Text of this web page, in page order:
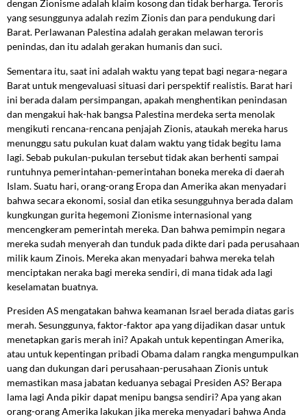
dengan Zionisme adalah klaim kosong dan tidak berharga. Teroris
yang sesunggunya adalah rezim Zionis dan para pendukung dari
Barat. Perlawanan Palestina adalah gerakan melawan teroris
penindas, dan itu adalah gerakan humanis dan suci.
Sementara itu, saat ini adalah waktu yang tepat bagi negara-negara
Barat untuk mengevaluasi situasi dari perspektif realistis. Barat hari
ini berada dalam persimpangan, apakah menghentikan penindasan
dan mengakui hak-hak bangsa Palestina merdeka serta menolak
mengikuti rencana-rencana penjajah Zionis, ataukah mereka harus
menunggu satu pukulan kuat dalam waktu yang tidak begitu lama
lagi. Sebab pukulan-pukulan tersebut tidak akan berhenti sampai
runtuhnya pemerintahan-pemerintahan boneka mereka di daerah
Islam. Suatu hari, orang-orang Eropa dan Amerika akan menyadari
bahwa secara ekonomi, sosial dan etika sesungguhnya berada dalam
kungkungan gurita hegemoni Zionisme internasional yang
mencengkeram pemerintah mereka. Dan bahwa pemimpin negara
mereka sudah menyerah dan tunduk pada dikte dari pada perusahaan
milik kaum Zinois. Mereka akan menyadari bahwa mereka telah
menciptakan neraka bagi mereka sendiri, di mana tidak ada lagi
keselamatan buatnya.
Presiden AS mengatakan bahwa keamanan Israel berada diatas garis
merah. Sesunggunya, faktor-faktor apa yang dijadikan dasar untuk
menetapkan garis merah ini? Apakah untuk kepentingan Amerika,
atau untuk kepentingan pribadi Obama dalam rangka mengumpulkan
uang dan dukungan dari perusahaan-perusahaan Zionis untuk
memastikan masa jabatan keduanya sebagai Presiden AS? Berapa
lama lagi Anda pikir dapat menipu bangsa sendiri? Apa yang akan
orang-orang Amerika lakukan jika mereka menyadari bahwa Anda